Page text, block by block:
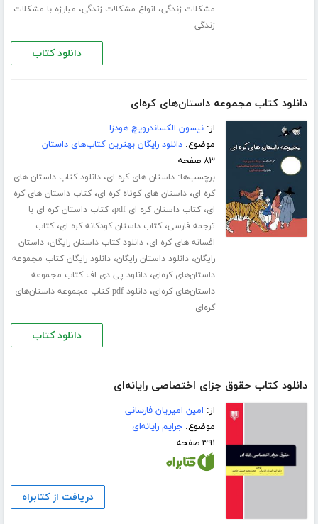
مشکلات زندگی، انواع مشکلات زندگی، مبارزه با مشکلات
زندگی
دانلود کتاب
دانلود کتاب مجموعه داستان‌های کره‌ای
از:نیسون الکساندرویچ هودزا
موضوع:دانلود رایگان بهترین کتاب‌های داستان
۸۳ صفحه
برچسب‌ها:داستان های کره ای،دانلود کتاب داستان های
کره ای،داستان های کوتاه کره ای،کتاب داستان های کره
ای،کتاب داستان کره ای pdf ،کتاب داستان کره ای با
ترجمه فارسی،کتاب داستان کودکانه کره ای،کتاب
افسانه های کره ای،دانلود کتاب داستان رایگان،داستان
رایگان،دانلود داستان رایگان،دانلود رایگان کتاب مجموعه
داستان‌های کره‌ای،دانلود پی دی اف کتاب مجموعه
داستان‌های کره‌ای،
دانلود pdf کتاب مجموعه داستان‌های
کره‌ای
دانلود کتاب
دانلود کتاب حقوق جزای اختصاصی رایانه‌ای
از: امین امیریان فارسانی
موضوع:جرایم رایانه‌ای
۳۹۱ صفحه
دریافت از کتابراه